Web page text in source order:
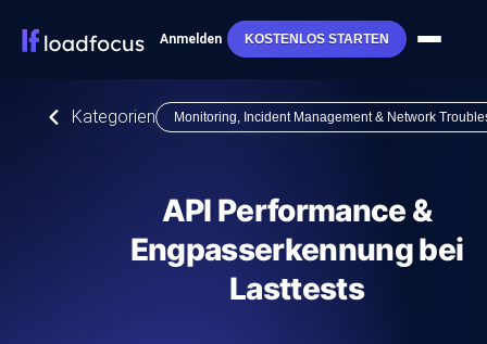
Anmelden KOSTENLOS STARTEN
Kategorien Monitoring, Incident Management & Network
API Performance &
Engpasserkennung bei
Lasttests